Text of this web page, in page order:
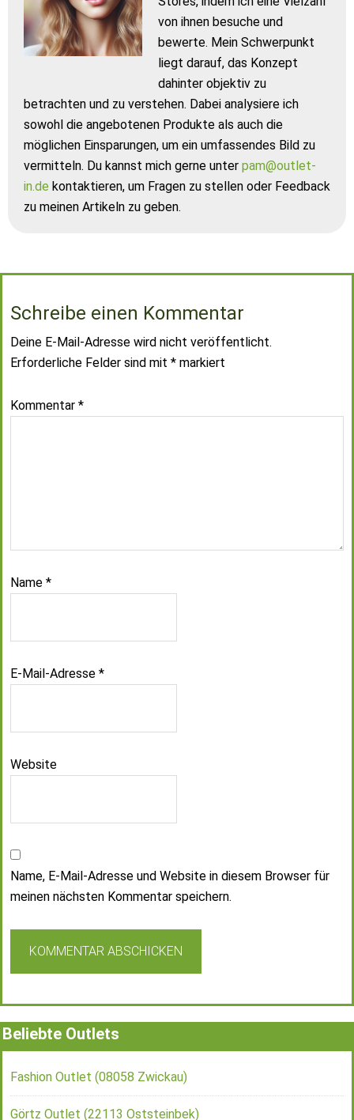
von ihnen besuche und
bewerte. Mein Schwerpunkt
liegt darauf, das Konzept
dahinter objektiv zu
betrachten und zu verstehen. Dabei analysiere ich
sowohl die angebotenen Produkte als auch die
möglichen Einsparungen, um ein umfassendes Bild zu
vermitteln. Du kannst mich gerne unter pam@outlet-
in.de kontaktieren, um Fragen zu stellen oder Feedback
zu meinen Artikeln zu geben.
Schreibe einen Kommentar
Deine E-Mail-Adresse wird nicht veröffentlicht.
Erforderliche Felder sind mit * markiert
Kommentar *
Name *
E-Mail-Adresse *
Website
Name, E-Mail-Adresse und Website in diesem Browser für
meinen nächsten Kommentar speichern.
Beliebte Outlets
Fashion Outlet (08058 Zwickau)
Görtz Outlet (22113 Oststeinbek)